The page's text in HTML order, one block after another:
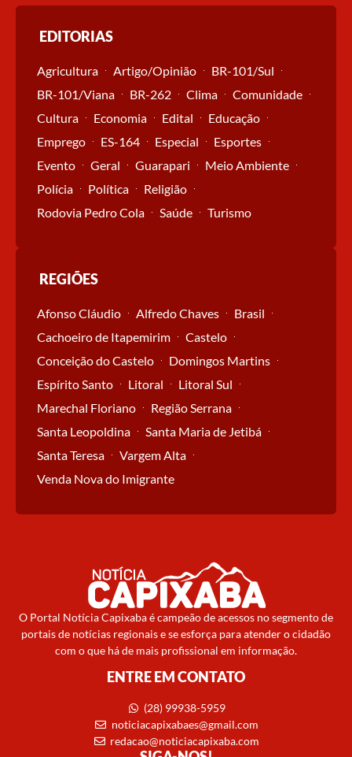
EDITORIAS
Agricultura Artigo/Opinião
BR-101/Sul
BR-101/Viana
BR-262 Clima
Comunidade
Cultura
Economia Edital
Educação
Emprego
ES-164 Especial
Esportes
Evento
Geral Guarapari
Meio Ambiente
Polícia
Política
Religião
Rodovia Pedro Cola
Saúde Turismo
REGIÕES
Afonso Cláudio Alfredo Chaves
Brasil
Cachoeiro de Itapemirim
Castelo
Conceição do Castelo
Domingos Martins
Espírito Santo
Litoral
Litoral Sul
Marechal Floriano
Região Serrana
Santa Leopoldina
Santa Maria de Jetibá
Santa Teresa
Vargem Alta
Venda Nova do Imigrante
O Portal Notícia Capixaba é campeão de acessos no segmento de
portais de notícias regionais e se esforça para atender o cidadão
com o que há de mais profissional em informação.
ENTRE EM CONTATO
(28) 99938-5959
noticiacapixabaes@gmail.com
redacao@noticiacapixaba.com